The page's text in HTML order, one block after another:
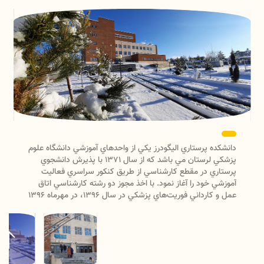
اطلاعیه برگزاری جلسه کمیته انضباطی
23 فروردین 1404
اطلاعیه برگزاری کارگاه‌های آموزشی آنلاین
دانشكده پرستاري اليگودرز يكي از واحدهاي آموزشي دانشگاه علوم
پزشكي لرستان مي باشد كه از سال 1371 با پذيرش دانشجوي
پرستاري در مقطع كارشناسي از طريق كنكور سراسري فعاليت
آموزشي خود را آغاز نمود. با اخذ مجوز دو رشته كارشناسي اتاق
عمل و كارداني فوريت‌هاي پزشكي در سال 1396، در مهرماه 1396
كارداني فوريت‌هاي پزشكي نيز در دانشكده شروع به تحصيل
نمودند. دانشکده در حال حاضر در سه رشته کارشناسی پرستاری،
کارشناسی اتاق عمل و کاردانی فوریت‌های پزشکی از طریق کنکور